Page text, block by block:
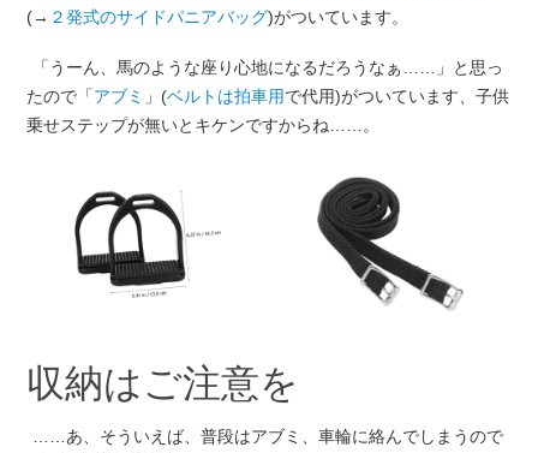
(→ ２発式のサイドパニアバッグ)がついています。
「うーん、馬のような座り心地になるだろうなぁ……」と思っ
たので「アブミ 」(ベルトは拍車用で代用)がついています、子供
乗せステップが無いとキケンですからね……。
収納はご注意を
……あ、そういえば、普段はアブミ、車輪に絡んでしまうので